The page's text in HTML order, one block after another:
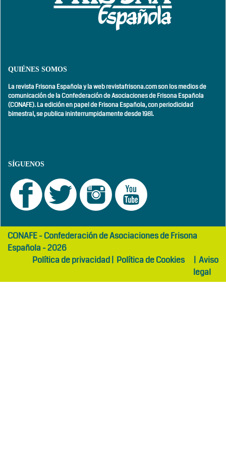
QUIÉNES SOMOS
La revista Frisona Española y la web revistafrisona.com son los medios de
comunicación de la Confederación de Asociaciones de Frisona Española
(CONAFE). La edición en papel de Frisona Española, conperiodicidad
bimestral,se publica ininterrumpidamente desde 1981.
SÍGUENOS
girls
abaya
maltepe
otelCONAFE - Confederación de Asociaciones de Frisona
Española - 2026
Política de privacidad| Política de Cookies | Aviso
legal